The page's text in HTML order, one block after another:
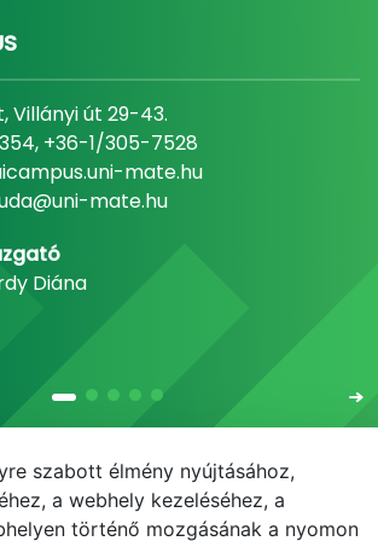
Villányi út 29-43.
+36-1/305-7528
mate.hu
mate.hu
Diána
szabott élmény nyújtásához,
a webhely kezeléséhez, a
történő mozgásának a nyomon